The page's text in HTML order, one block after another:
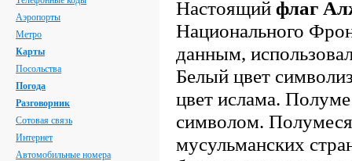
Аэропорты
Метро
Карты
Посольства
Погода
Разговорник
Сотовая связь
Интернет
Автомобильные номера
Настоящий флаг
Национального
данным,
Белый цвет
цвет ислама.
символом.
мусульманских